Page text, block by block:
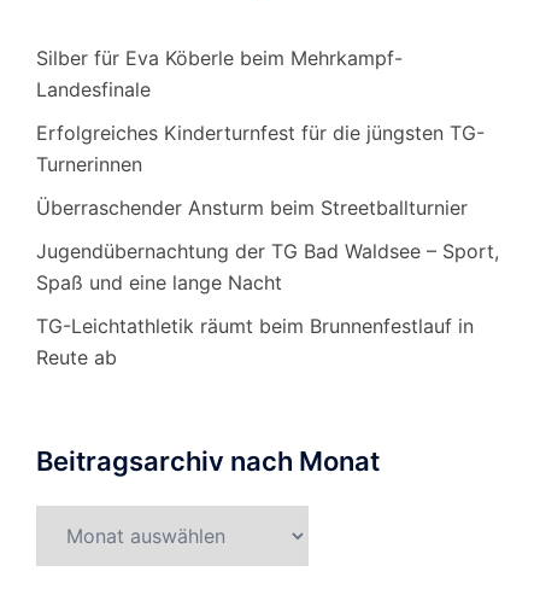
Silber für Eva Köberle beim Mehrkampf-
Landesfinale
Erfolgreiches Kinderturnfest für die jüngsten TG-
Turnerinnen
Überraschender Ansturm beim Streetballturnier
Jugendübernachtung der TG Bad Waldsee – Sport,
Spaß und eine lange Nacht
TG-Leichtathletik räumt beim Brunnenfestlauf in
Reute ab
Beitragsarchiv nach Monat
nach